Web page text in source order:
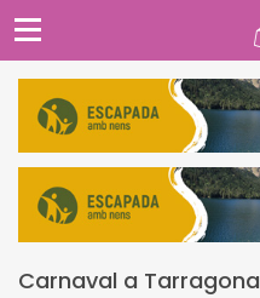
Carnaval a Tarragona